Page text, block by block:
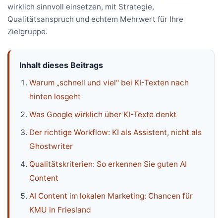
wirklich sinnvoll einsetzen, mit Strategie,
Qualitätsanspruch und echtem Mehrwert für Ihre
Zielgruppe.
Inhalt dieses Beitrags
Warum „schnell und viel" bei KI-Texten nach
hinten losgeht
Was Google wirklich über KI-Texte denkt
Der richtige Workflow: KI als Assistent, nicht als
Ghostwriter
Qualitätskriterien: So erkennen Sie guten AI
Content
AI Content im lokalen Marketing: Chancen für
KMU in Friesland